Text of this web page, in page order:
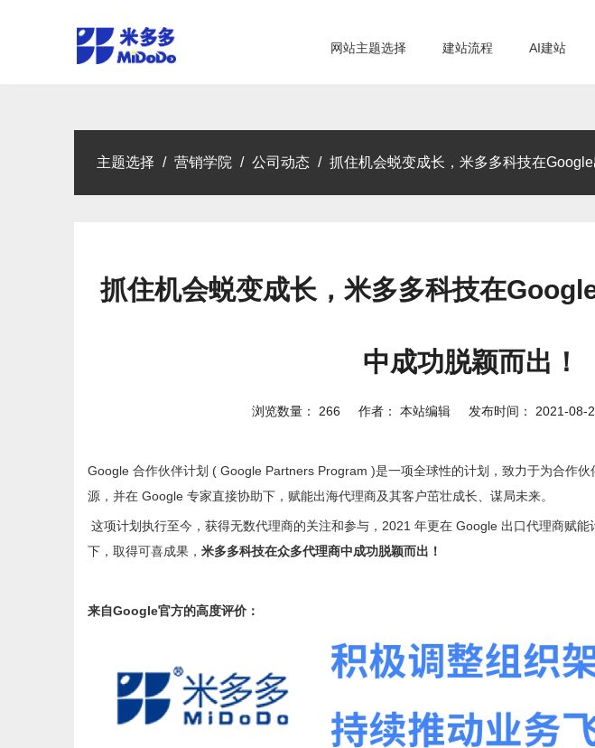
网站主题选择 建站流程 AI建站
主题选择 / 营销学院 / 公司动态 / 抓住机会蜕变成长，米多多科技在
抓住机会蜕变成长，米多多科技在
中成功脱颖而出！
浏览数量： 266 作者： 本站编辑 发布时间： 2021-
Google 合作伙伴计划 ( Google Partners Program )是一项全球性的计划，致力于为合作
源，并在 Google 专家直接协助下，赋能出海代理商及其客户茁壮成长、谋局未来。
这项计划执行至今，获得无数代理商的关注和参与，2021 年更在 Google 出口代理商赋
下，取得可喜成果， 米多多科技在众多代理商中成功脱颖而出！
来自Google官方的高度评价：